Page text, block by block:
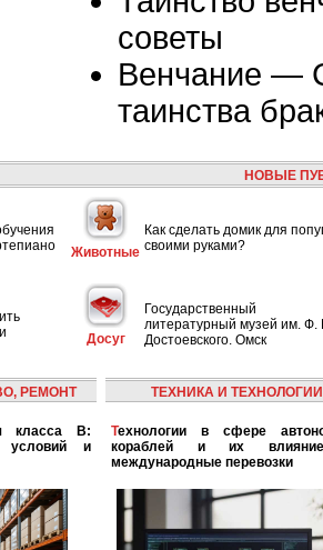
советы
Венчание —
таинства
НОВЫЕ
Животные
Как сделать домик для
своими руками?
Досуг
Государственный
литературный музей им. Ф.
Достоевского. Омск
РЕМОНТ
условий и
ТЕХНИКА И ТЕХНОЛОГИИ
Технологии в сфере автономных
кораблей и их
международные перевозки